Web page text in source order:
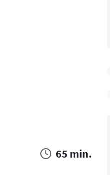
65 min.